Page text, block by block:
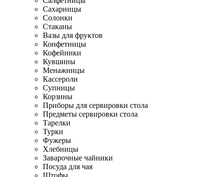
Сахарницы
Солонки
Стаканы
Вазы для фруктов
Конфетницы
Кофейники
Кувшины
Менажницы
Кассероли
Супницы
Корзины
Приборы для сервировки стола
Предметы сервировки стола
Тарелки
Турки
Фужеры
Хлебницы
Заварочные чайники
Посуда для чая
Штофы